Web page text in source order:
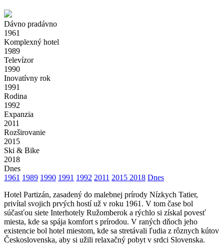
Dávno pradávno
1961
Komplexný hotel
1989
Televízor
1990
Inovatívny rok
1991
Rodina
1992
Expanzia
2011
Rozširovanie
2015
Ski & Bike
2018
Dnes
1961 1989 1990 1991 1992 2011 2015 2018 Dnes
Hotel Partizán, zasadený do malebnej prírody Nízkych Tatier,
privítal svojich prvých hostí už v roku 1961. V tom čase bol
súčasťou siete Interhotely Ružomberok a rýchlo si získal povesť
miesta, kde sa spája komfort s prírodou. V raných dňoch jeho
existencie bol hotel miestom, kde sa stretávali ľudia z rôznych kútov
Československa, aby si užili relaxačný pobyt v srdci Slovenska.